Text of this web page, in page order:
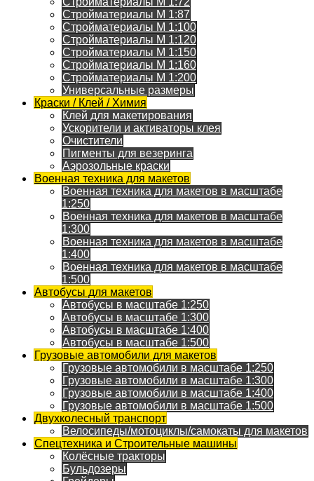
Стройматериалы M 1:87
Стройматериалы M 1:100
Стройматериалы M 1:120
Стройматериалы M 1:150
Стройматериалы M 1:160
Стройматериалы M 1:200
Универсальные размеры
Краски / Клей / Химия
Клей для макетирования
Ускорители и активаторы клея
Очистители
Пигменты для везеринга
Аэрозольные краски
Военная техника для макетов
Военная техника для макетов в масштабе
1:250
Военная техника для макетов в масштабе
1:300
Военная техника для макетов в масштабе
1:400
Военная техника для макетов в масштабе
1:500
Автобусы для макетов
Автобусы в масштабе 1:250
Автобусы в масштабе 1:300
Автобусы в масштабе 1:400
Автобусы в масштабе 1:500
Грузовые автомобили для макетов
Грузовые автомобили в масштабе 1:250
Грузовые автомобили в масштабе 1:300
Грузовые автомобили в масштабе 1:400
Грузовые автомобили в масштабе 1:500
Двухколесный транспорт
Велосипеды/мотоциклы/самокаты для макетов
Спецтехника и Строительные машины
Колёсные тракторы
Бульдозеры